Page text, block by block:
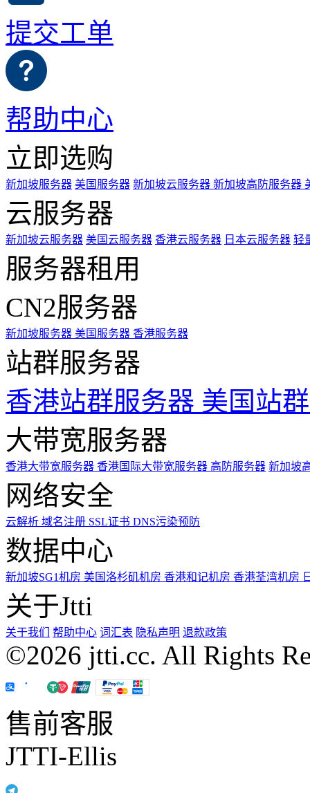
提交工单
帮助中心
立即选购
新加坡服务器 美国服务器 新加坡云服务器 新加坡高防服务器
云服务器
新加坡云服务器 美国云服务器 香港云服务器 日本云服务器 轻
服务器租用
CN2服务器
新加坡服务器 美国服务器 香港服务器
站群服务器
香港站群服务器 美国站
大带宽服务器
香港大带宽服务器 香港国际大带宽服务器 高防服务器 新加坡
网络安全
云解析 域名注册 SSL证书 DNS污染预防
数据中心
新加坡SG1机房 美国洛杉矶机房 香港和记机房 香港荃湾机房
关于Jtti
关于我们 帮助中心 词汇表 隐私声明 退款政策
©2026 jtti.cc. All Rights
售前客服
JTTI-Ellis